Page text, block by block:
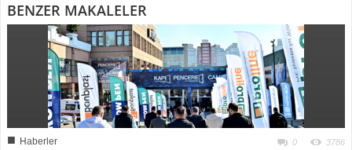
BENZER MAKALELER
■ Haberler 0 3786